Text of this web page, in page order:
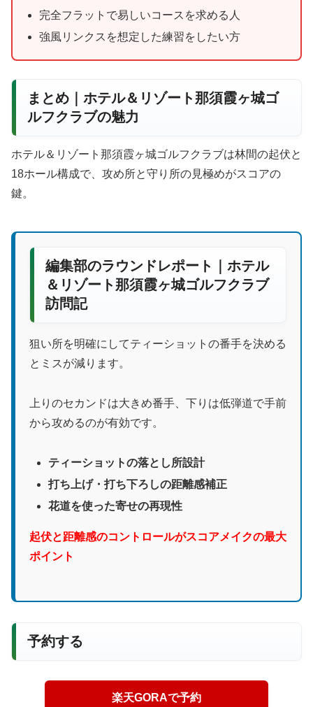
完全フラットで易しいコースを求める人
強風リンクスを想定した練習をしたい方
まとめ｜ホテル＆リゾート那須霞ヶ城ゴ
ルフクラブの魅力
ホテル＆リゾート那須霞ヶ城ゴルフクラブは林間の起伏と
18ホール構成で、攻め所と守り所の見極めがスコアの
鍵。
編集部のラウンドレポート｜ホテル
＆リゾート那須霞ヶ城ゴルフクラブ
訪問記
狙い所を明確にしてティーショットの番手を決める
とミスが減ります。
上りのセカンドは大きめ番手、下りは低弾道で手前
から攻めるのが有効です。
ティーショットの落とし所設計
打ち上げ・打ち下ろしの距離感補正
花道を使った寄せの再現性
起伏と距離感のコントロールがスコアメイクの最大
ポイント
予約する
楽天GORAで予約